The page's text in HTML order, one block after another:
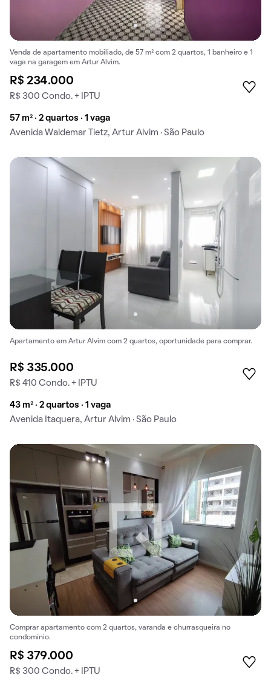
Venda de apartamento mobiliado, de 57 m² com 2 quartos, 1 banheiro e 1
vaga na garagem em Artur Alvim.
R$ 234.000
R$ 300 Condo. + IPTU
57 m² · 2 quartos · 1 vaga
Avenida Waldemar Tietz, Artur Alvim · São Paulo
Apartamento em Artur Alvim com 2 quartos, oportunidade para comprar.
R$ 335.000
R$ 410 Condo. + IPTU
43 m² · 2 quartos · 1 vaga
Avenida Itaquera, Artur Alvim · São Paulo
Comprar apartamento com 2 quartos, varanda e churrasqueira no
condomínio.
R$ 379.000
R$ 300 Condo. + IPTU